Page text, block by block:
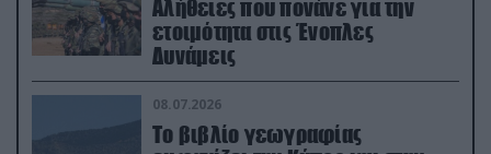
Αλήθειες που πονάνε για την
ετοιμότητα στις Ένοπλες
Δυνάμεις
08.07.2026
Το βιβλίο γεωγραφίας